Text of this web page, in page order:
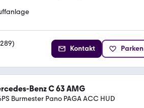
289)
Kontakt Parken
Benz C 63 AMG
Burmester Pano PAGA ACC HUD